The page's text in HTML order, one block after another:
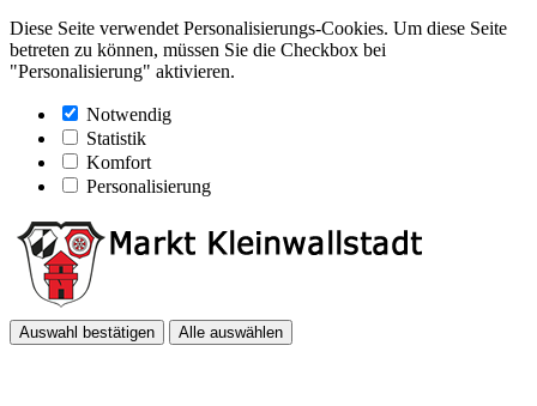
Diese Seite verwendet Personalisierungs-Cookies. Um diese Seite
betreten zu können, müssen Sie die Checkbox bei
"Personalisierung" aktivieren.
Notwendig
Statistik
Komfort
Personalisierung
Auswahl bestätigen Alle auswählen